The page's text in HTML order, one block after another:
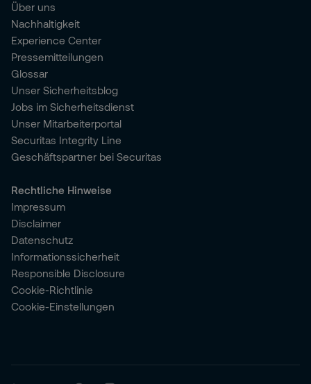
Über uns
Nachhaltigkeit
Experience Center
Pressemitteilungen
Glossar
Unser Sicherheitsblog
Jobs im Sicherheitsdienst
Unser Mitarbeiterportal
Securitas Integrity Line
Geschäftspartner bei Securitas
Rechtliche Hinweise
Impressum
Disclaimer
Datenschutz
Informationssicherheit
Responsible Disclosure
Cookie-Richtlinie
Cookie-Einstellungen